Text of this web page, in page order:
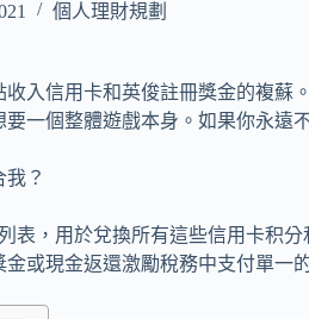
個人理財規劃
入信用卡和英俊註冊獎金的複蘇
一個整體遊戲本身。如果你永遠
？
表，用於兌換所有這些信用卡积
或現金返還激勵稅務中支付單一